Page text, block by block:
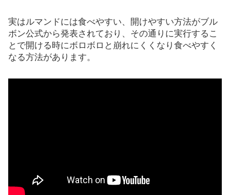
実はルマンドには食べやすい、開けやすい方法がブル
ボン公式から発表されており、その通りに実行するこ
とで開ける時にボロボロと崩れにくくなり食べやすく
なる方法があります。